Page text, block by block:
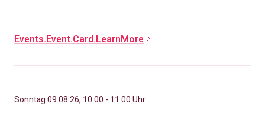
Events.Event.Card.LearnMore
Sonntag 09.08.26, 10:00 - 11:00 Uhr